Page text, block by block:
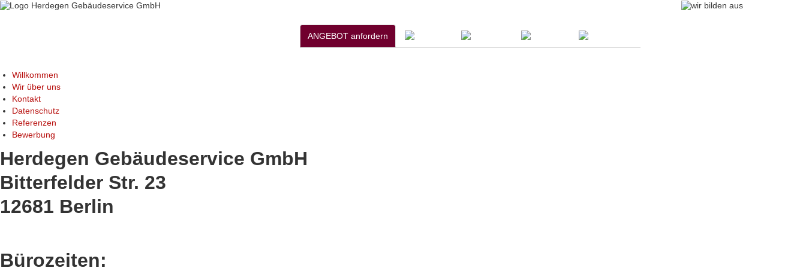
ANGEBOT anfordern
Willkommen
Wir über uns
Kontakt
Datenschutz
Referenzen
Bewerbung
Herdegen Gebäudeservice GmbH
Bitterfelder Str. 23
12681 Berlin
Bürozeiten: